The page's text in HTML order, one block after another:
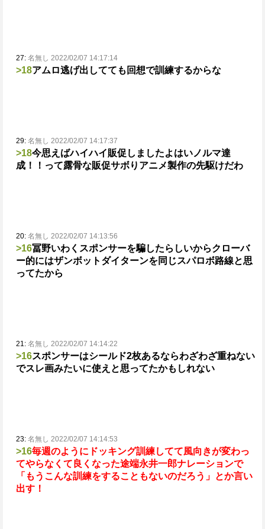
27: 名無し 2022/02/07 14:17:14
>18アムロ逃げ出してても回想で訓練するからな
29: 名無し 2022/02/07 14:17:37
>18今思えばハイハイ販促しましたよはいノルマ達
成！！ って露骨な販促サボりアニメ製作の先駆けだわ
20: 名無し 2022/02/07 14:13:56
>16冨野いわくスポンサーを騙したらしいからクローバ
ー的にはザンボットダイターンを同じスパロボ路線と思
ってたから
21: 名無し 2022/02/07 14:14:22
>16スポンサーはシールド2枚あるならわざわざ重ねない
でスレ画みたいに使えと思ってたかもしれない
23: 名無し 2022/02/07 14:14:53
>16毎週のようにドッキング訓練してて風向きが変わっ
てやらなくて良くなった途端永井一郎ナレーションで
「もうこんな訓練をすることもないのだろう」とか言い
出す！